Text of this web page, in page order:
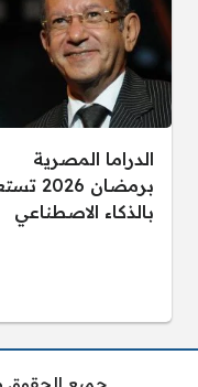
الدراما المصرية
برمضان
بالذكاء الاصطناعي